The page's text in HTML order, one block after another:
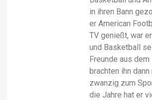
in ihren Bann
er American
TV genießt, war
und Basketball
Freunde aus
brachten ihn
zwanzig zum
die Jahre hat er